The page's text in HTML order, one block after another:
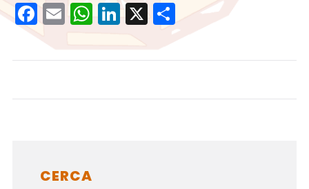
Facebook
EmailWhatsApp
LinkedIn
X Condividi
CERCA